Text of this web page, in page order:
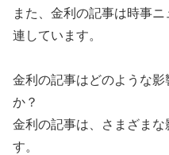
また、金利の記事は時事
連しています。
金利の記事はどのような
か？
金利の記事は、さまざま
す。